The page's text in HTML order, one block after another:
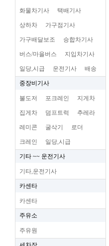
화물차기사 택배기사
상하차 가구점기사
가구배달보조 승합차기사
버스/마을버스 지입차기사
일당,시급 운전기사 배송
중장비기사
불도저 포크레인 지게차
집게차 덤프트럭 추레라
레미콘 굴삭기 로더
크레인 일당,시급
기타 ~~ 운전기사
기타,운전기사
카센타
카센타
주유소
주유원